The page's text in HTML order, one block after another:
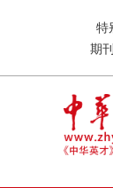
特
期